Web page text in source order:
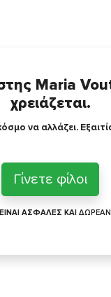
Maria
χρειάζεται.
να αλλάζει.
Γίνετε φίλοι
ΑΣΦΑΛΕΣ ΚΑΙ ΔΩΡΕΑΝ